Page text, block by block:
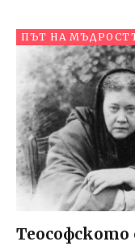
ПЪТ НА
Теософското